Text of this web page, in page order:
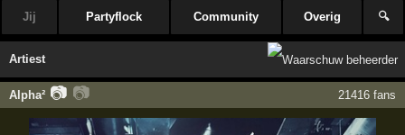
Jij Partyflock Community Overig 🔍
Artiest
Alpha² 📷 📷 21416 fans